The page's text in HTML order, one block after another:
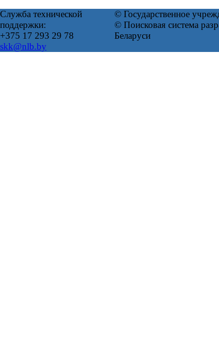
Служба технической
поддержки:
+375 17 293 29 78
skk@nlb.by
© Государственное
© Поисковая система
Беларуси